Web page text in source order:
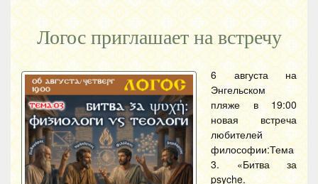
Логос приглашает на встречу
6 августа на
Энгельском
пляже в 19:00
новая встреча
любителей
философии:Тема
3. «Битва за
psyche.